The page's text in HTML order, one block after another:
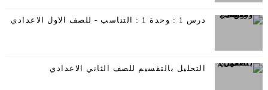
درس 1 : وحدة 1 : التناسب - للصف الاول الاعدادي
التحليل بالتقسيم للصف الثاني الاعدادي